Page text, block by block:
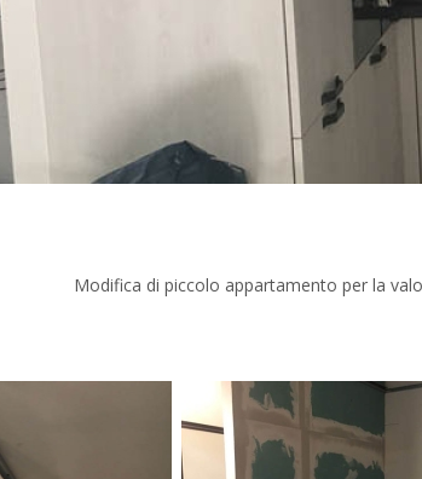
Modifica di piccolo appartamento per la